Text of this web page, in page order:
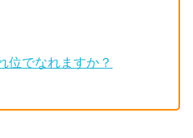
位でなれますか？